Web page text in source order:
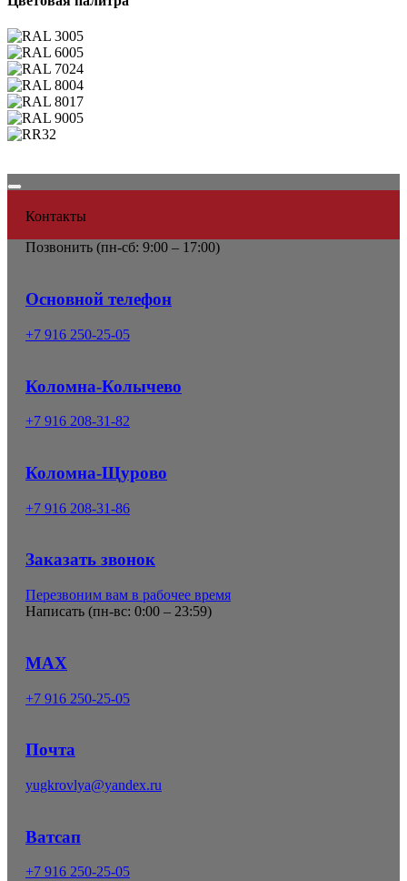
Контакты
Позвонить (пн-сб: 9:00 – 17:00)
Основной телефон
+7 916 250-25-05
Коломна-Колычево
+7 916 208-31-82
Коломна-Щурово
+7 916 208-31-86
Заказать звонок
Перезвоним вам в рабочее время
Написать (пн-вс: 0:00 – 23:59)
MAX
+7 916 250-25-05
Почта
yugkrovlya@yandex.ru
Ватсап
+7 916 250-25-05